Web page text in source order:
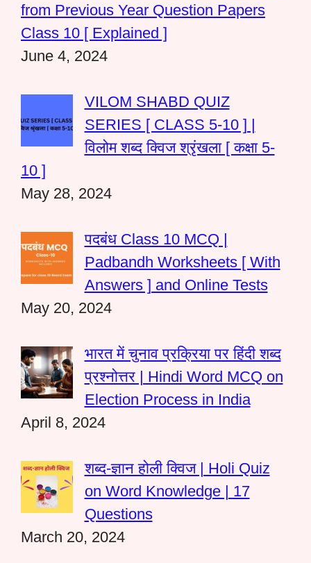
from Previous Year Question Papers
Class 10 [ Explained ]
June 4, 2024
VILOM SHABD QUIZ
SERIES [ CLASS 5-10 ] |
विलोम शब्द क्विज श्रृंखला [ कक्षा 5-
10 ]
May 28, 2024
पदबंध Class 10 MCQ |
Padbandh Worksheets [ With
Answers ] and Online Tests
May 20, 2024
भारत में चुनाव प्रक्रिया पर हिंदी शब्द
प्रश्नोत्तर | Hindi Word MCQ on
Election Process in India
April 8, 2024
शब्द-ज्ञान होली क्विज | Holi Quiz
on Word Knowledge | 17
Questions
March 20, 2024